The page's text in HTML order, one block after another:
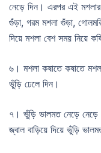
নেড়ে দিন। এরপর এই
গুঁড়া, গরম মশলা গুঁড়া,
দিয়ে মশলা বেশ সময় নিয়ে
৬। মশলা কষাতে কষাতে
ভুঁড়ি ঢেলে দিন।
৭। ভুঁড়ি ভালমত নেড়ে নেড়ে
জ্বাল বাড়িয়ে দিয়ে ভুঁড়ি